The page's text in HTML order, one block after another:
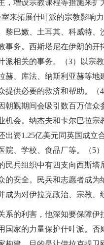
增设宗教课程等措施来扩
室来拓展什叶派的宗教影
黎巴嫩、土耳其、科威特
事务。西斯塔尼在伊朗的
派相关的事务。（3）以宗
赫、库法、纳斯利亚赫等
提供必要的救济和帮助。
朝觐期间会吸引数百万信
机会。纳杰夫和卡尔巴拉
出资1.25亿美元同英国成
院、学校、食品厂等。（5
民兵组织中有四支向西斯
的安全。民兵和志愿者成
为对伊拉克政治、宗教、
系的利害，他深知要保障
家的力量保护什叶派。否